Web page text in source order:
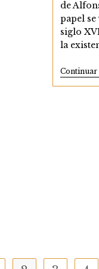
de
papel
siglo
la
Continuar